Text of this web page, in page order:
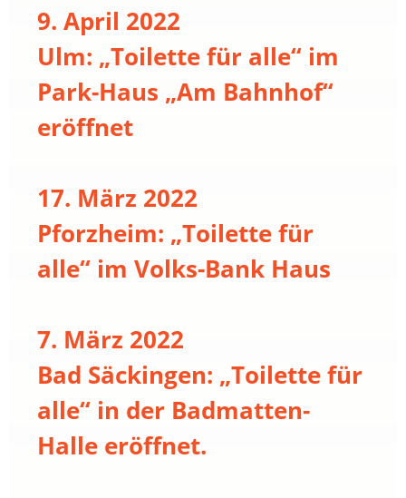
9. April 2022
Ulm: „Toilette für alle“ im
Park-Haus „Am Bahnhof“
eröffnet
17. März 2022
Pforzheim: „Toilette für
alle“ im Volks-Bank Haus
7. März 2022
Bad Säckingen: „Toilette für
alle“ in der Badmatten-
Halle eröffnet.